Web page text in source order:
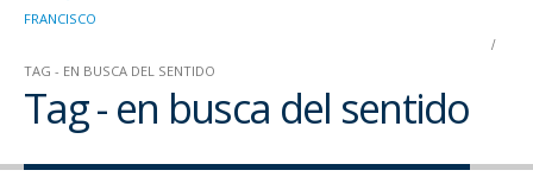
FRANCISCO
TAG - EN BUSCA DEL SENTIDO
Tag - en busca del sentido